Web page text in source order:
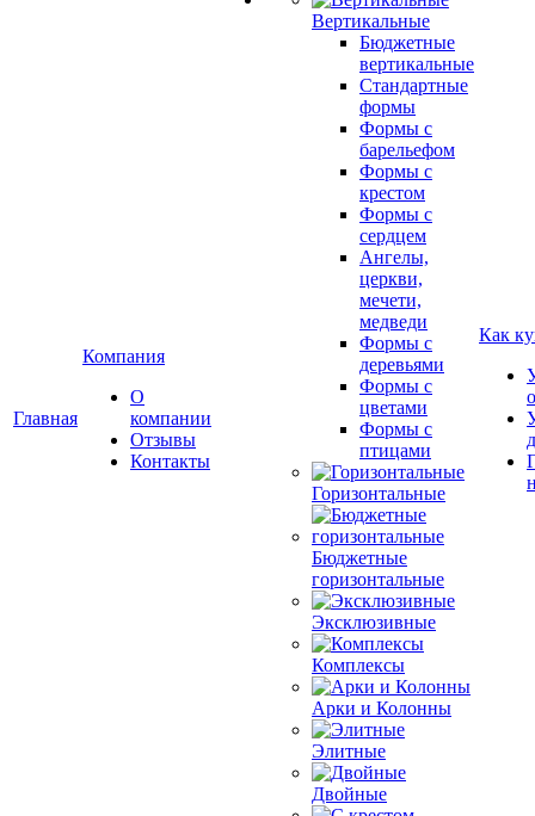
Главная
Компания
О
компании
Отзывы
Контакты
Вертикальные
Бюджетные
вертикальные
Стандартные
формы
Формы с
барельефом
Формы с
крестом
Формы с
сердцем
Ангелы,
церкви,
мечети,
медведи
Формы с
деревьями
Формы с
цветами
Формы с
птицами
Горизонтальные
Бюджетные
горизонтальные
Эксклюзивные
Комплексы
Арки и Колонны
Элитные
Двойные
Как